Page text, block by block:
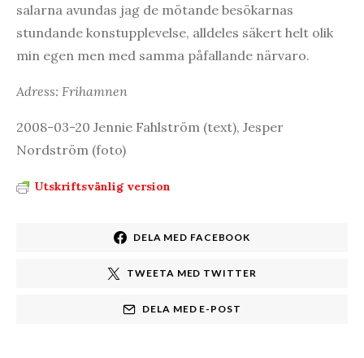
salarna avundas jag de mötande besökarnas
stundande konstupplevelse, alldeles säkert helt olik
min egen men med samma påfallande närvaro.
Adress: Frihamnen
2008-03-20 Jennie Fahlström (text), Jesper
Nordström (foto)
Utskriftsvänlig version
DELA MED FACEBOOK
TWEETA MED TWITTER
DELA MED E-POST